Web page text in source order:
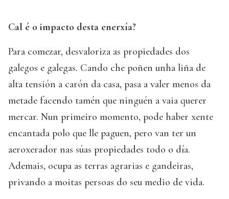
Cal é o impacto desta enerxía?
Para comezar, desvaloriza as propiedades dos
galegos e galegas. Cando che poñen unha liña de
alta tensión a carón da casa, pasa a valer menos da
metade facendo tamén que ninguén a vaia querer
mercar. Nun primeiro momento, pode haber xente
encantada polo que lle paguen, pero van ter un
aeroxerador nas súas propiedades todo o día.
Ademais, ocupa as terras agrarias e gandeiras,
privando a moitas persoas do seu medio de vida.